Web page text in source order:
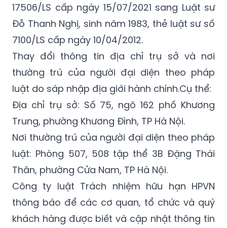
17506/LS cấp ngày 15/07/2021 sang Luật sư
Đỗ Thanh Nghị, sinh năm 1983, thẻ luật sư số
7100/LS cấp ngày 10/04/2012.
Thay đổi thông tin địa chỉ trụ sở và nơi
thường trú của người đại diện theo pháp
luật do sáp nhập địa giới hành chính.Cụ thể:
Địa chỉ trụ sở: Số 75, ngõ 162 phố Khương
Trung, phường Khương Đình, TP Hà Nội.
Nơi thường trú của người đại diện theo pháp
luật: Phòng 507, 508 tập thể 3B Đặng Thái
Thân, phường Cửa Nam, TP Hà Nội.
Công ty luật Trách nhiệm hữu hạn HPVN
thông báo để các cơ quan, tổ chức và quý
khách hàng được biết và cập nhật thông tin